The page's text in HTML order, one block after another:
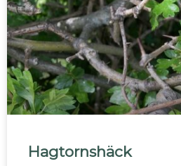
Hagtornshäck